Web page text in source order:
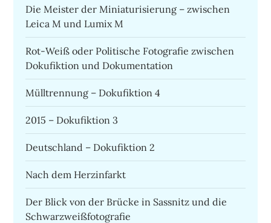
Die Meister der Miniaturisierung – zwischen
Leica M und Lumix M
Rot-Weiß oder Politische Fotografie zwischen
Dokufiktion und Dokumentation
Mülltrennung – Dokufiktion 4
2015 – Dokufiktion 3
Deutschland – Dokufiktion 2
Nach dem Herzinfarkt
Der Blick von der Brücke in Sassnitz und die
Schwarzweißfotografie